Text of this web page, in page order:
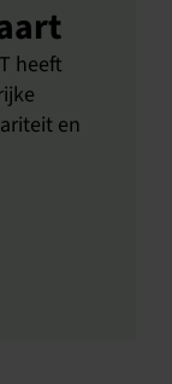
heeft
en